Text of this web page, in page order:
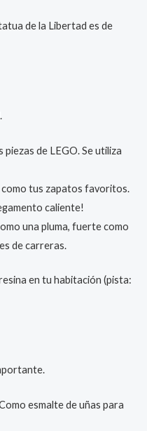
de la Libertad es de
piezas de LEGO. Se utiliza
como tus zapatos favoritos.
caliente!
una pluma, fuerte como
de carreras.
en tu habitación (pista:
esmalte de uñas para